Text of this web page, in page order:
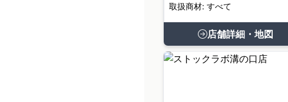
取扱商材: すべて
店舗詳細・地図